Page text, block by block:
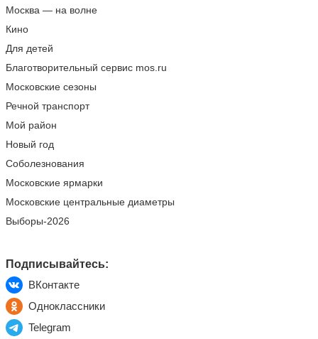
Москва — на волне
Кино
Для детей
Благотворительный сервис mos.ru
Московские сезоны
Речной транспорт
Мой район
Новый год
Соболезнования
Московские ярмарки
Московские центральные диаметры
Выборы-2026
Подписывайтесь:
ВКонтакте
Одноклассники
Telegram